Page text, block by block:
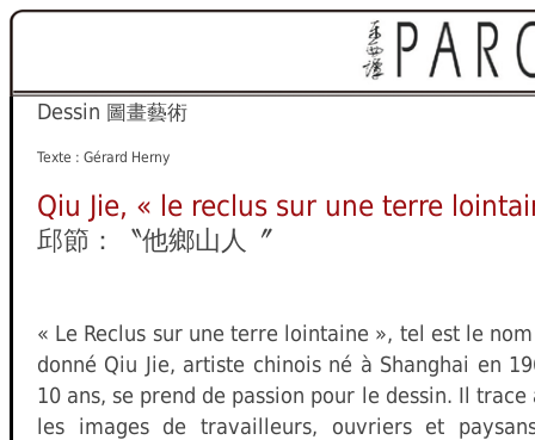
Dessin 圖畫藝術
Texte : Gérard Herny
Qiu Jie, « le reclus sur une terre
邱節：〝他鄉山人〞
« Le Reclus sur une terre lointaine », tel est le
donné Qiu Jie, artiste chinois né à Shanghai en
10 ans, se prend de passion pour le dessin. Il
les images de travailleurs, ouvriers et